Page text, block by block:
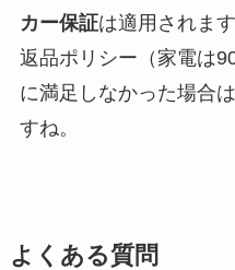
カー保証は適用されま
返品ポリシー（家電は
に満足しなかった場合
すね。
よくある質問